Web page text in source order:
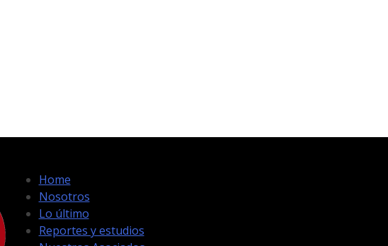
Home
Nosotros
Lo último
Reportes y estudios